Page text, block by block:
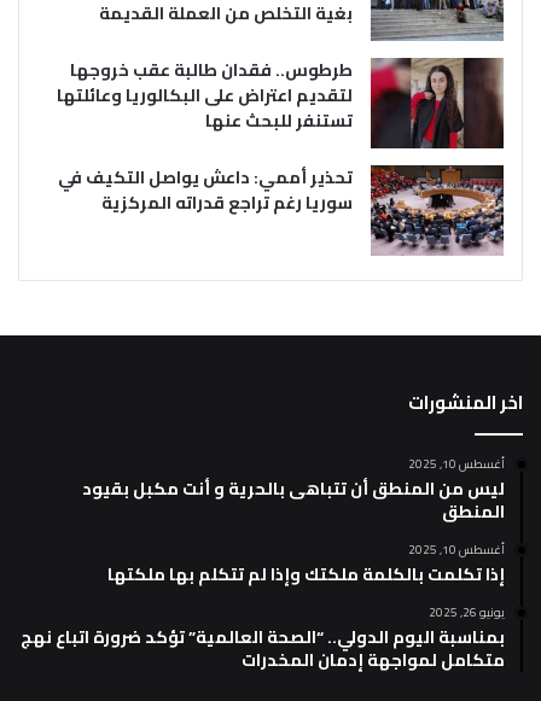
بغية التخلص من العملة القديمة
طرطوس.. فقدان طالبة عقب خروجها
لتقديم اعتراض على البكالوريا وعائلتها
تستنفر للبحث عنها
تحذير أممي: داعش يواصل التكيف في
سوريا رغم تراجع قدراته المركزية
اخر المنشورات
أغسطس 10, 2025
ليس من المنطق أن تتباهى بالحرية و أنت مكبل بقيود
المنطق
أغسطس 10, 2025
إذا تكلمت بالكلمة ملكتك وإذا لم تتكلم بها ملكتها
يونيو 26, 2025
بمناسبة اليوم الدولي.. “الصحة العالمية” تؤكد ضرورة اتباع نهج
متكامل لمواجهة إدمان المخدرات